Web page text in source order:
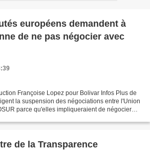
européens demandent à
de ne pas négocier avec
Françoise Lopez pour Bolivar Infos Plus de
la suspension des négociations entre l'Union
parce qu'elles impliqueraient de négocier
de la Transparence